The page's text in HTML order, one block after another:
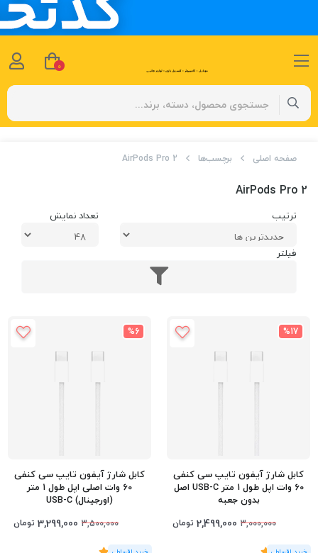
صفحه اصلی برچسب‌ها AirPods Pro 2
AirPods Pro 2
ترتیب تعداد نمایش
فیلتر
%17
کابل شارژ آیفون تایپ سی کنفی
60 وات اپل طول 1 متر USB-C اصل
بدون جعبه
3,000,000
2,499,000 تومان
%6
کابل شارژ آیفون تایپ سی کنفی
60 وات اصلی اپل طول 1 متر
(اورجینال) USB-C
3,500,000
3,299,000 تومان
0